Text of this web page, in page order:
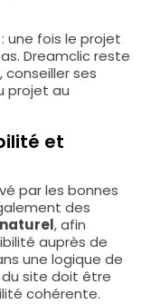
une fois le projet
Dreamclic reste
conseiller ses
projet au
et
par les bonnes
des
, afin
auprès de
une logique de
site doit être
cohérente.